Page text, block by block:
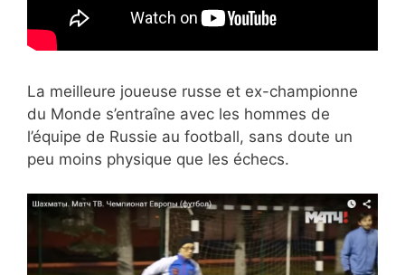
La meilleure joueuse russe et ex-championne
du Monde s’entraîne avec les hommes de
l’équipe de Russie au football, sans doute un
peu moins physique que les échecs.